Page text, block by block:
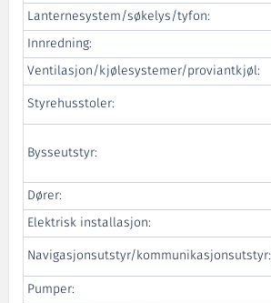
Lanternesystem/søkelys/tyfon:
Innredning:
Ventilasjon/kjølesystemer/proviantkjøl:
Styrehusstoler:
Bysseutstyr:
Dører:
Elektrisk installasjon:
Navigasjonsutstyr/kommunikasjonsutstyr:
Pumper: